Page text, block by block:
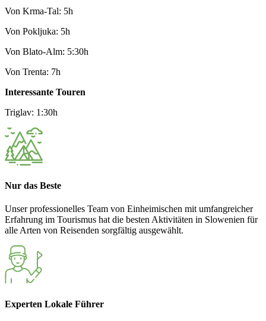
Von Krma-Tal: 5h
Von Pokljuka: 5h
Von Blato-Alm: 5:30h
Von Trenta: 7h
Interessante Touren
Triglav: 1:30h
Nur das Beste
Unser professionelles Team von Einheimischen mit umfangreicher
Erfahrung im Tourismus hat die besten Aktivitäten in Slowenien für
alle Arten von Reisenden sorgfältig ausgewählt.
Experten Lokale Führer